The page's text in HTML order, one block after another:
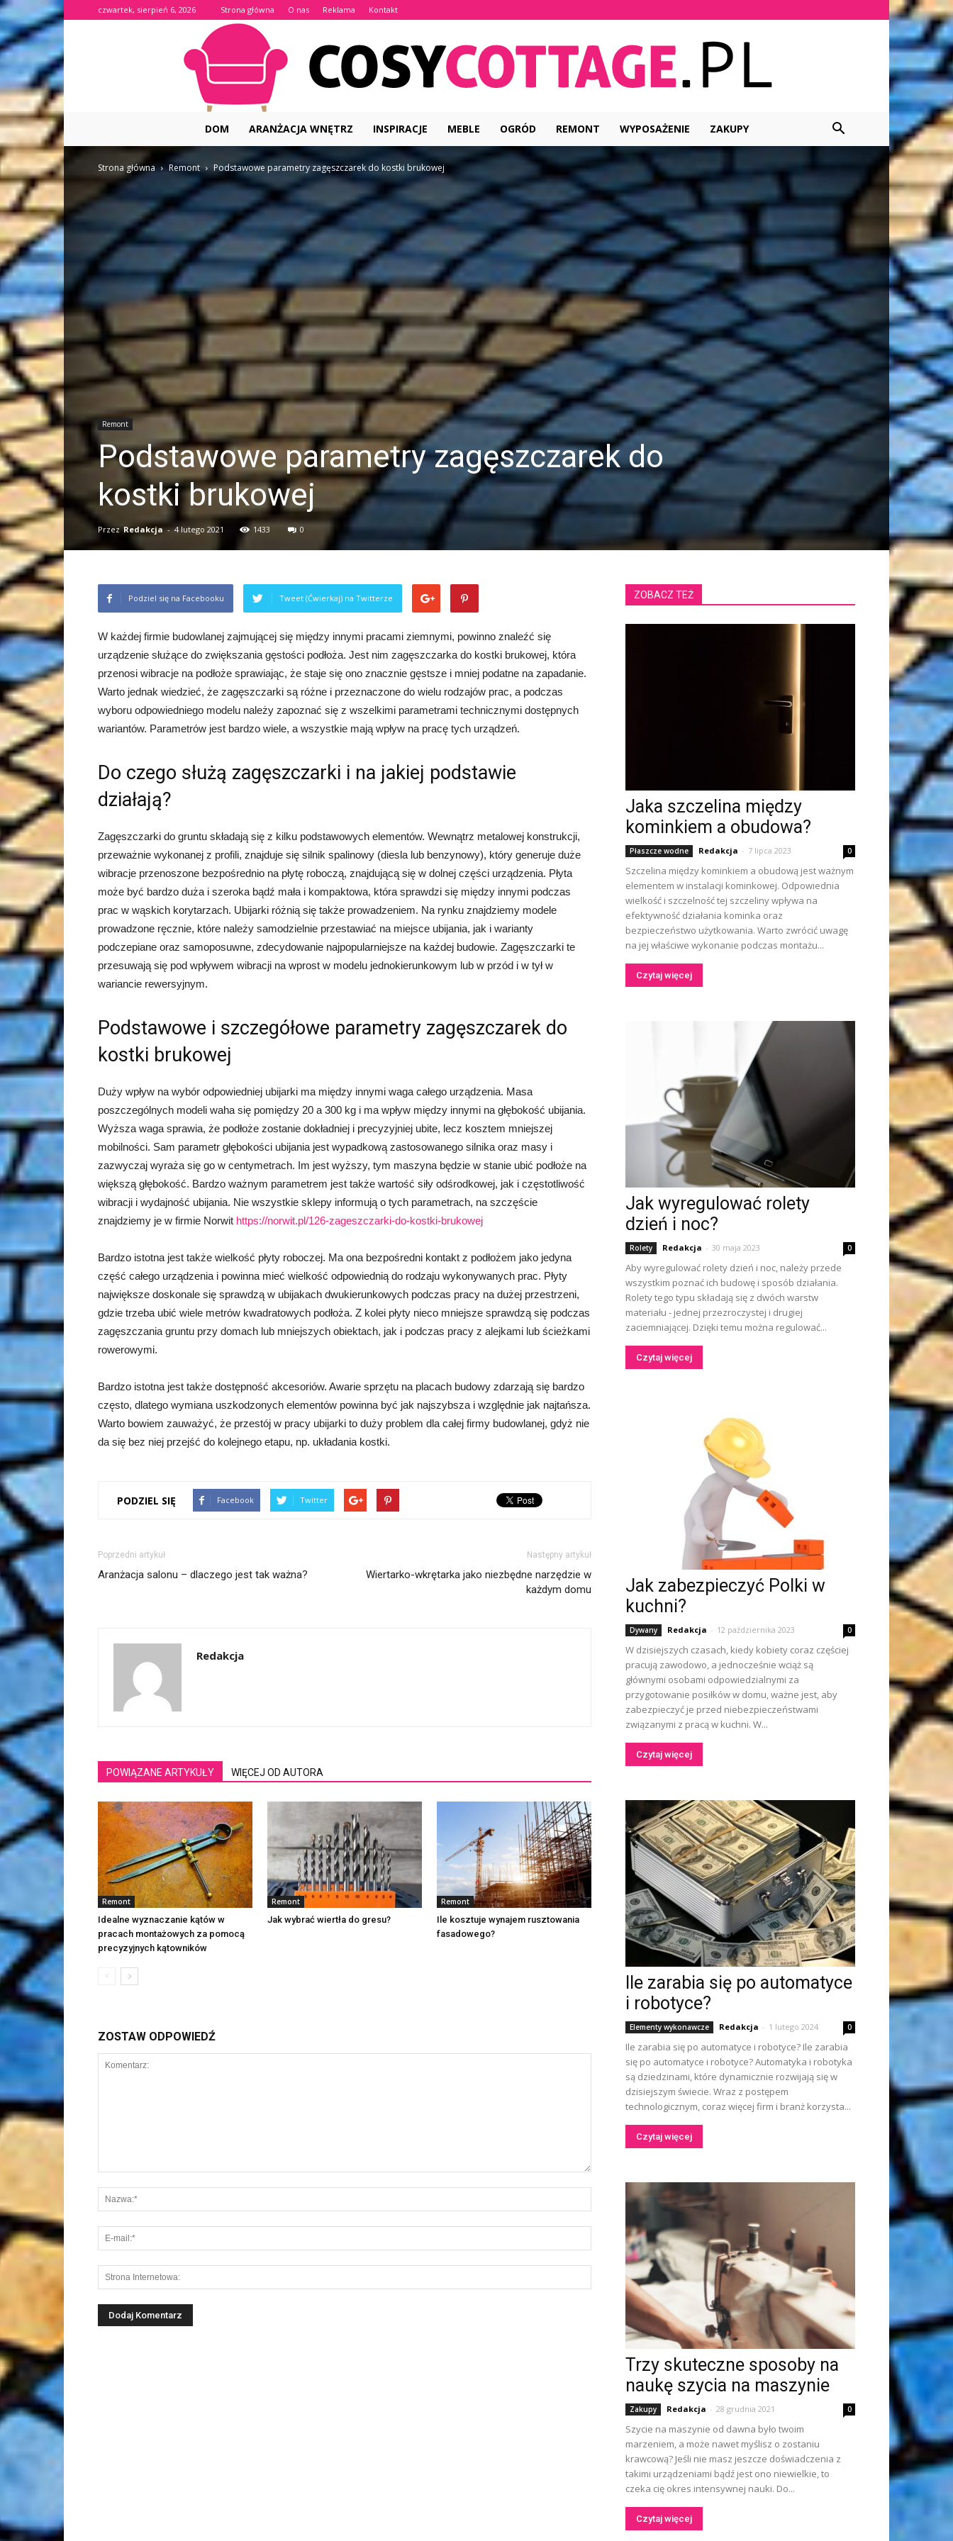
czwartek, sierpień 6, 2026 Strona główna O nas Reklama Kontakt
CosyCottage.pl
DOM ARANŻACJA WNĘTRZ INSPIRACJE MEBLE OGRÓD REMONT WYPOSAŻENIE ZAKUPY
Strona główna Remont Podstawowe parametry zagęszczarek do kostki brukowej
Remont
Podstawowe parametry zagęszczarek do
kostki brukowej
Przez Redakcja - 4 lutego 2021 1433 0
Podziel się na Facebooku Tweet (Ćwierkaj) na Twitterze
W każdej firmie budowlanej zajmującej się między innymi pracami ziemnymi, powinno znaleźć się
urządzenie służące do zwiększania gęstości podłoża. Jest nim zagęszczarka do kostki brukowej, która
przenosi wibracje na podłoże sprawiając, że staje się ono znacznie gęstsze i mniej podatne na zapadanie.
Warto jednak wiedzieć, że zagęszczarki są różne i przeznaczone do wielu rodzajów prac, a podczas
wyboru odpowiedniego modelu należy zapoznać się z wszelkimi parametrami technicznymi dostępnych
wariantów. Parametrów jest bardzo wiele, a wszystkie mają wpływ na pracę tych urządzeń.
Do czego służą zagęszczarki i na jakiej podstawie
działają?
Zagęszczarki do gruntu składają się z kilku podstawowych elementów. Wewnątrz metalowej konstrukcji,
przeważnie wykonanej z profili, znajduje się silnik spalinowy (diesla lub benzynowy), który generuje duże
wibracje przenoszone bezpośrednio na płytę roboczą, znajdującą się w dolnej części urządzenia. Płyta
może być bardzo duża i szeroka bądź mała i kompaktowa, która sprawdzi się między innymi podczas
prac w wąskich korytarzach. Ubijarki różnią się także prowadzeniem. Na rynku znajdziemy modele
prowadzone ręcznie, które należy samodzielnie przestawiać na miejsce ubijania, jak i warianty
podczepiane oraz samoposuwne, zdecydowanie najpopularniejsze na każdej budowie. Zagęszczarki te
przesuwają się pod wpływem wibracji na wprost w modelu jednokierunkowym lub w przód i w tył w
wariancie rewersyjnym.
Podstawowe i szczegółowe parametry zagęszczarek do
kostki brukowej
Duży wpływ na wybór odpowiedniej ubijarki ma między innymi waga całego urządzenia. Masa
poszczególnych modeli waha się pomiędzy 20 a 300 kg i ma wpływ między innymi na głębokość ubijania.
Wyższa waga sprawia, że podłoże zostanie dokładniej i precyzyjniej ubite, lecz kosztem mniejszej
mobilności. Sam parametr głębokości ubijania jest wypadkową zastosowanego silnika oraz masy i
zazwyczaj wyraża się go w centymetrach. Im jest wyższy, tym maszyna będzie w stanie ubić podłoże na
większą głębokość. Bardzo ważnym parametrem jest także wartość siły odśrodkowej, jak i częstotliwość
wibracji i wydajność ubijania. Nie wszystkie sklepy informują o tych parametrach, na szczęście
znajdziemy je w firmie Norwit https://norwit.pl/126-zageszczarki-do-kostki-brukowej
Bardzo istotna jest także wielkość płyty roboczej. Ma ona bezpośredni kontakt z podłożem jako jedyna
część całego urządzenia i powinna mieć wielkość odpowiednią do rodzaju wykonywanych prac. Płyty
największe doskonale się sprawdzą w ubijakach dwukierunkowych podczas pracy na dużej przestrzeni,
gdzie trzeba ubić wiele metrów kwadratowych podłoża. Z kolei płyty nieco mniejsze sprawdzą się podczas
zagęszczania gruntu przy domach lub mniejszych obiektach, jak i podczas pracy z alejkami lub ścieżkami
rowerowymi.
Bardzo istotna jest także dostępność akcesoriów. Awarie sprzętu na placach budowy zdarzają się bardzo
często, dlatego wymiana uszkodzonych elementów powinna być jak najszybsza i względnie jak najtańsza.
Warto bowiem zauważyć, że przestój w pracy ubijarki to duży problem dla całej firmy budowlanej, gdyż nie
da się bez niej przejść do kolejnego etapu, np. układania kostki.
PODZIEL SIĘ Facebook Twitter
Poprzedni artykuł
Aranżacja salonu – dlaczego jest tak ważna?
Następny artykuł
Wiertarko-wkrętarka jako niezbędne narzędzie w
każdym domu
Redakcja
POWIĄZANE ARTYKUŁY WIĘCEJ OD AUTORA
Remont
Idealne wyznaczanie kątów w
pracach montażowych za pomocą
precyzyjnych kątowników
Remont
Jak wybrać wiertła do gresu?
Remont
Ile kosztuje wynajem rusztowania
fasadowego?
ZOSTAW ODPOWIEDŹ
ZOBACZ TEŻ
Jaka szczelina między
kominkiem a obudowa?
Płaszcze wodne Redakcja - 7 lipca 2023 0
Szczelina między kominkiem a obudową jest ważnym
elementem w instalacji kominkowej. Odpowiednia
wielkość i szczelność tej szczeliny wpływa na
efektywność działania kominka oraz
bezpieczeństwo użytkowania. Warto zwrócić uwagę
na jej właściwe wykonanie podczas montażu...
Czytaj więcej
Jak wyregulować rolety
dzień i noc?
Rolety Redakcja - 30 maja 2023 0
Aby wyregulować rolety dzień i noc, należy przede
wszystkim poznać ich budowę i sposób działania.
Rolety tego typu składają się z dwóch warstw
materiału - jednej przezroczystej i drugiej
zaciemniającej. Dzięki temu można regulować...
Czytaj więcej
Jak zabezpieczyć Polki w
kuchni?
Dywany Redakcja - 12 października 2023 0
W dzisiejszych czasach, kiedy kobiety coraz częściej
pracują zawodowo, a jednocześnie wciąż są
głównymi osobami odpowiedzialnymi za
przygotowanie posiłków w domu, ważne jest, aby
zabezpieczyć je przed niebezpieczeństwami
związanymi z pracą w kuchni. W...
Czytaj więcej
Ile zarabia się po automatyce
i robotyce?
Elementy wykonawcze Redakcja - 1 lutego 2024 0
Ile zarabia się po automatyce i robotyce? Ile zarabia
się po automatyce i robotyce? Automatyka i robotyka
są dziedzinami, które dynamicznie rozwijają się w
dzisiejszym świecie. Wraz z postępem
technologicznym, coraz więcej firm i branż korzysta...
Czytaj więcej
Trzy skuteczne sposoby na
naukę szycia na maszynie
Zakupy Redakcja - 28 grudnia 2021 0
Szycie na maszynie od dawna było twoim
marzeniem, a może nawet myślisz o zostaniu
krawcową? Jeśli nie masz jeszcze doświadczenia z
takimi urządzeniami bądź jest ono niewielkie, to
czeka cię okres intensywnej nauki. Do...
Czytaj więcej